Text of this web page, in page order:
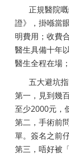
正規醫院
證》，掛喺當
明費用；收費
醫生具備十年
醫生全程在場
五大避坑指
第一，見到幾
至少2000元，
第二，手術前
單。簽名之前
第三，唔好被